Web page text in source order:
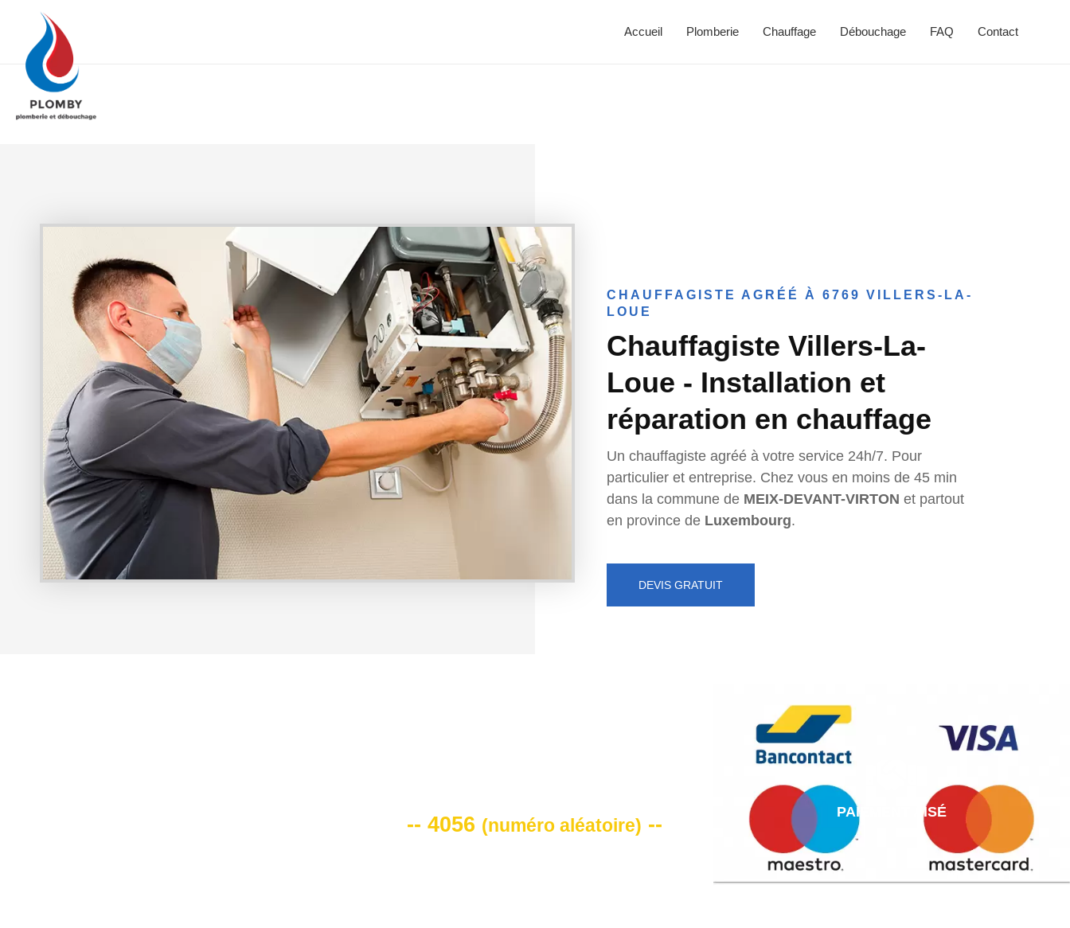
Accueil Plomberie Chauffage Débouchage FAQ Contact
CHAUFFAGISTE AGRÉÉ À 6769 VILLERS-LA-
LOUE
Chauffagiste Villers-La-
Loue - Installation et
réparation en chauffage
Un chauffagiste agréé à votre service 24h/7. Pour
particulier et entreprise. Chez vous en moins de 45 min
dans la commune de MEIX-DEVANT-VIRTON et partout
en province de Luxembourg.
DEVIS GRATUIT
-- 4056 (numéro aléatoire) --
PAIEMENT AISÉ